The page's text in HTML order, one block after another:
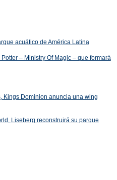
acuático de América Latina
– Ministry Of Magic – que formará
Kings Dominion anuncia una wing
Liseberg reconstruirá su parque